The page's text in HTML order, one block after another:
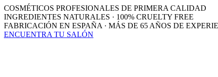
COSMÉTICOS PROFESIONALES DE PRIMERA CALIDAD
INGREDIENTES NATURALES · 100% CRUELTY FREE
FABRICACIÓN EN ESPAÑA · MÁS DE 65 AÑOS DE
ENCUENTRA TU SALÓN